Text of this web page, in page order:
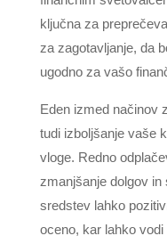
ključna za
za zagotavljanje, da
ugodno za vašo
Eden izmed načinov
tudi izboljšanje vaše
vloge. Redno
zmanjšanje dolgov in
sredstev lahko
oceno, kar lahko